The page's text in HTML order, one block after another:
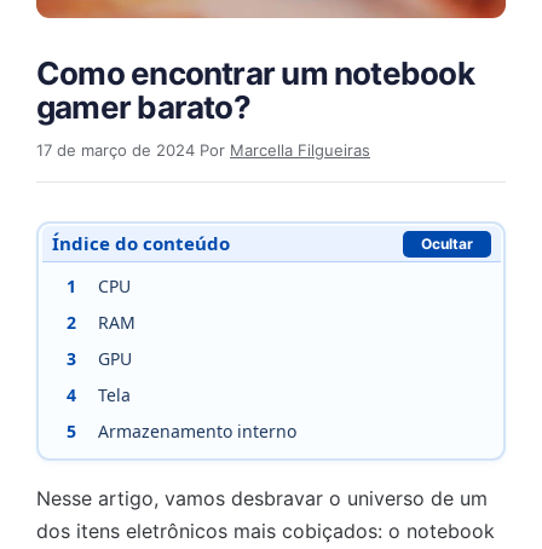
Como encontrar um notebook
gamer barato?
17 de março de 2024 Por Marcella Filgueiras
Índice do conteúdo Ocultar
1
CPU
2
RAM
3
GPU
4
Tela
5
Armazenamento interno
Nesse artigo, vamos desbravar o universo de um
dos itens eletrônicos mais cobiçados: o notebook